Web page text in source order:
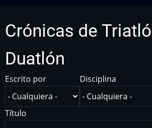
Crónicas de
Duatlón
Escrito por Disciplina
Título